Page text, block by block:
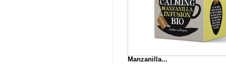
Manzanilla...